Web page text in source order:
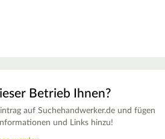
Betrieb Ihnen?
auf Suchehandwerker.de und fügen
und Links hinzu!